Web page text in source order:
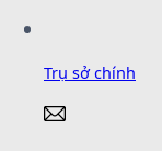
Trụ sở chính